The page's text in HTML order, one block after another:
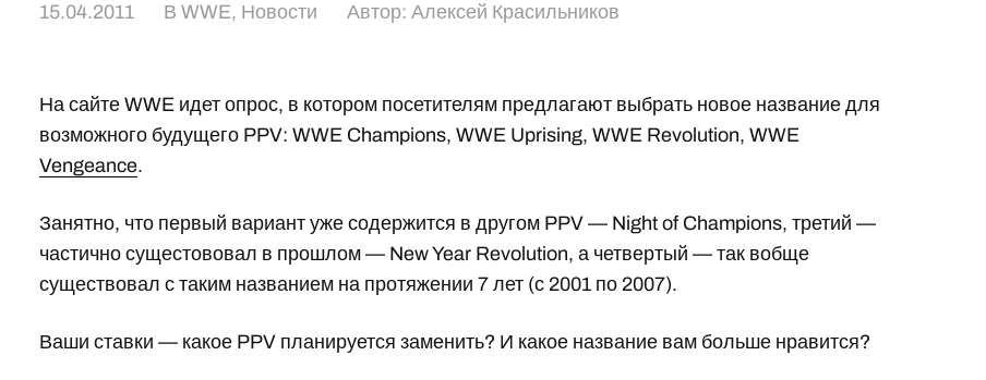
15.04.2011 ВWWE, Новости Автор:Алексей Красильников
На сайте WWE идет опрос, в котором посетителям предлагают выбрать новое название для
возможного будущего PPV: WWE Champions, WWE Uprising, WWE Revolution, WWE
Vengeance.
Занятно, что первый вариант уже содержится в другом PPV — Night of Champions, третий —
частично сущестововал в прошлом — New Year Revolution, а четвертый — так вобще
существовал с таким названием на протяжении 7 лет (с 2001 по 2007).
Ваши ставки — какое PPV планируется заменить? И какое название вам больше нравится?